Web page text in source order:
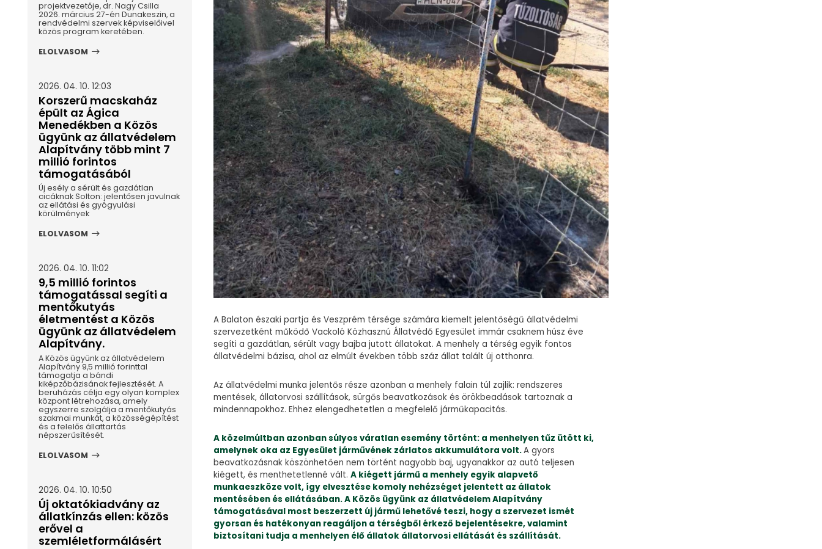
A Balaton északi partja és Veszprém térsége számára kiemelt jelentőségű állatvédelmi
szervezetként működő Vackoló Közhasznú Állatvédő Egyesület immár csaknem húsz éve
segíti a gazdátlan, sérült vagy bajba jutott állatokat. A menhely a térség egyik fontos
állatvédelmi bázisa, ahol az elmúlt években több száz állat talált új otthonra.
Az állatvédelmi munka jelentős része azonban a menhely falain túl zajlik: rendszeres
mentések, állatorvosi szállítások, sürgős beavatkozások és örökbeadások tartoznak a
mindennapokhoz. Ehhez elengedhetetlen a megfelelő járműkapacitás.
A közelmúltban azonban súlyos váratlan esemény történt: a menhelyen tűz ütött ki,
amelynek oka az Egyesület járművének zárlatos akkumulátora volt.A gyors
beavatkozásnak köszönhetően nem történt nagyobb baj, ugyanakkor az autó teljesen
kiégett, és menthetetlenné vált.A kiégett jármű a menhely egyik alapvető
munkaeszköze volt, így elvesztése komoly nehézséget jelentett az állatok
mentésében és ellátásában. A Közös ügyünk az állatvédelem Alapítvány
támogatásával most beszerzett új jármű lehetővé teszi, hogy a szervezet ismét
gyorsan és hatékonyan reagáljon a térségből érkező bejelentésekre, valamint
biztosítani tudja a menhelyen élő állatok állatorvosi ellátását és szállítását.
projektvezetője, dr. Nagy Csilla
2026. március 27-én Dunakeszin, a
rendvédelmi szervek képviselőivel
közös program keretében.
ELOLVASOM
2026. 04. 10. 12:03
Korszerű macskaház
épült az Ágica
Menedékben a Közös
ügyünk az állatvédelem
Alapítvány több mint 7
millió forintos
támogatásából
Új esély a sérült és gazdátlan
cicáknak Solton: jelentősen javulnak
az ellátási és gyógyulási
körülmények
ELOLVASOM
2026. 04. 10. 11:02
9,5 millió forintos
támogatással segíti a
mentőkutyás
életmentést a Közös
ügyünk az állatvédelem
Alapítvány.
A Közös ügyünk az állatvédelem
Alapítvány 9,5 millió forinttal
támogatja a bándi
kiképzőbázisának fejlesztését. A
beruházás célja egy olyan komplex
központ létrehozása, amely
egyszerre szolgálja a mentőkutyás
szakmai munkát, a közösségépítést
és a felelős állattartás
népszerűsítését.
ELOLVASOM
2026. 04. 10. 10:50
Új oktatókiadvány az
állatkínzás ellen: közös
erővel a
szemléletformálásért